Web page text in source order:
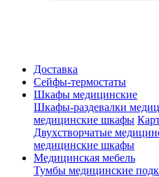
Доставка
Сейфы-термостаты
Шкафы медицинские
Шкафы-раздевалки
медицинские шкафы
Двухстворчатые
медицинские шкафы
Медицинская мебель
Тумбы медицинские